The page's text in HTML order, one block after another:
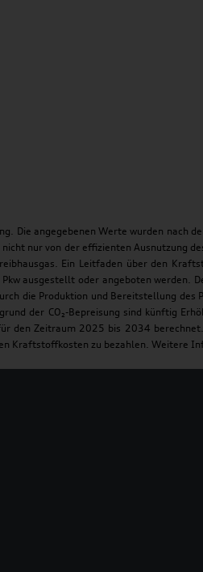
Die angegebenen Werte wurden nach
nur von der effizienten Ausnutzung
Ein Leitfaden über den
ausgestellt oder angeboten
die Produktion und Bereitstellung
der CO₂-Bepreisung sind künftig
den Zeitraum 2025 bis 2034
Kraftstoffkosten zu bezahlen. Weitere